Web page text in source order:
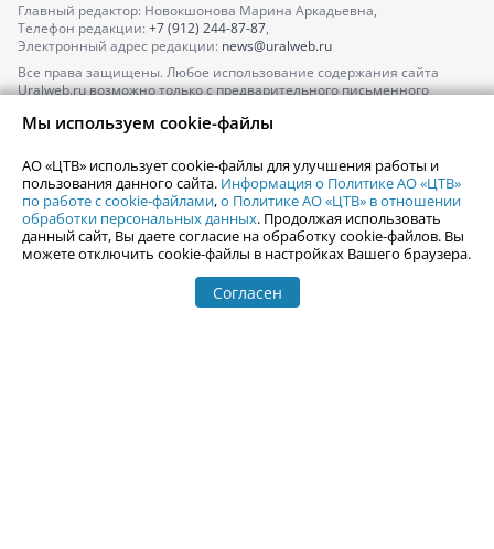
Главный редактор: Новокшонова Марина Аркадьевна,
Телефон редакции: +7 (912) 244-87-87,
Электронный адрес редакции: news@uralweb.ru
Все права защищены. Любое использование содержания сайта
Uralweb.ru возможно только с предварительного письменного
По вопросам размещения рекламы обращайтесь по тел.
По вопросам размещения информации в разделе «Афиша»
afisha@uralweb.ru
Пользовательское соглашение на использование сайта
Политика АО «ЦТВ» в отношении обработки персональных данных
Мы используем cookie-файлы
АО «ЦТВ» использует cookie-файлы для улучшения работы и
пользования данного сайта. Информация о Политике АО «ЦТВ»
по работе с cookie-файлами,о Политике АО «ЦТВ» в отношении
обработки персональных данных. Продолжая использовать
данный сайт, Вы даете согласие на обработку cookie-файлов. Вы
можете отключить cookie-файлы в настройках Вашего браузера.
Согласен